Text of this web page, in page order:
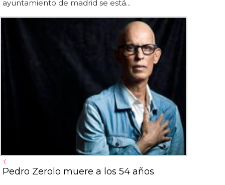
ayuntamiento de madrid se está...
:(
Pedro Zerolo muere a los 54 años